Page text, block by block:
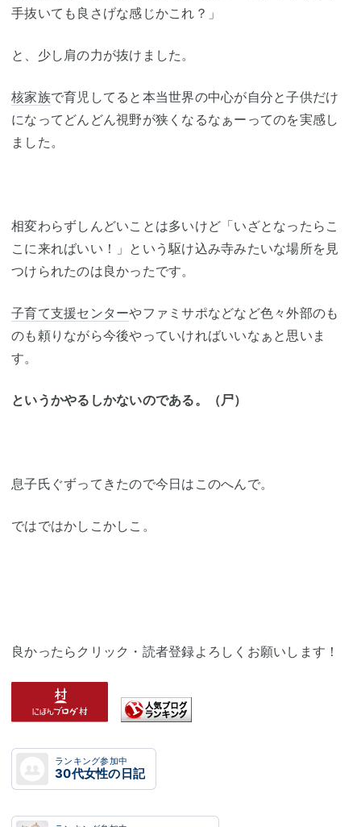
手抜いても良さげな感じかこれ？」
と、少し肩の力が抜けました。
核家族で育児してると本当世界の中心が自分と子供だけ
になってどんどん視野が狭くなるなぁーってのを実感し
ました。
相変わらずしんどいことは多いけど「いざとなったらこ
こに来ればいい！」という駆け込み寺みたいな場所を見
つけられたのは良かったです。
子育て支援センターやファミサポなどなど色々外部のも
のも頼りながら今後やっていければいいなぁと思いま
す。
というかやるしかないのである。（尸）
息子氏ぐずってきたので今日はこのへんで。
ではではかしこかしこ。
良かったらクリック・読者登録よろしくお願いします！
ランキング参加中
30代女性の日記